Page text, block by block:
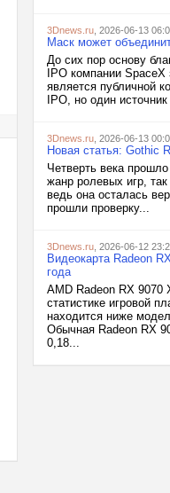
3Dnews.ru , 2026-06-13
Маск может
До сих пор основу
IPO компании
является публичной
IPO, но один
3Dnews.ru , 2026-06-13
Новая статья: Gothic
Четверть века
жанр ролевых игр,
ведь она осталась
прошли проверку...
3Dnews.ru , 2026-06-12
Видеокарта Radeon
года
AMD Radeon RX 9070
статистике игровой
находится ниже
Обычная Radeon RX
0,18...